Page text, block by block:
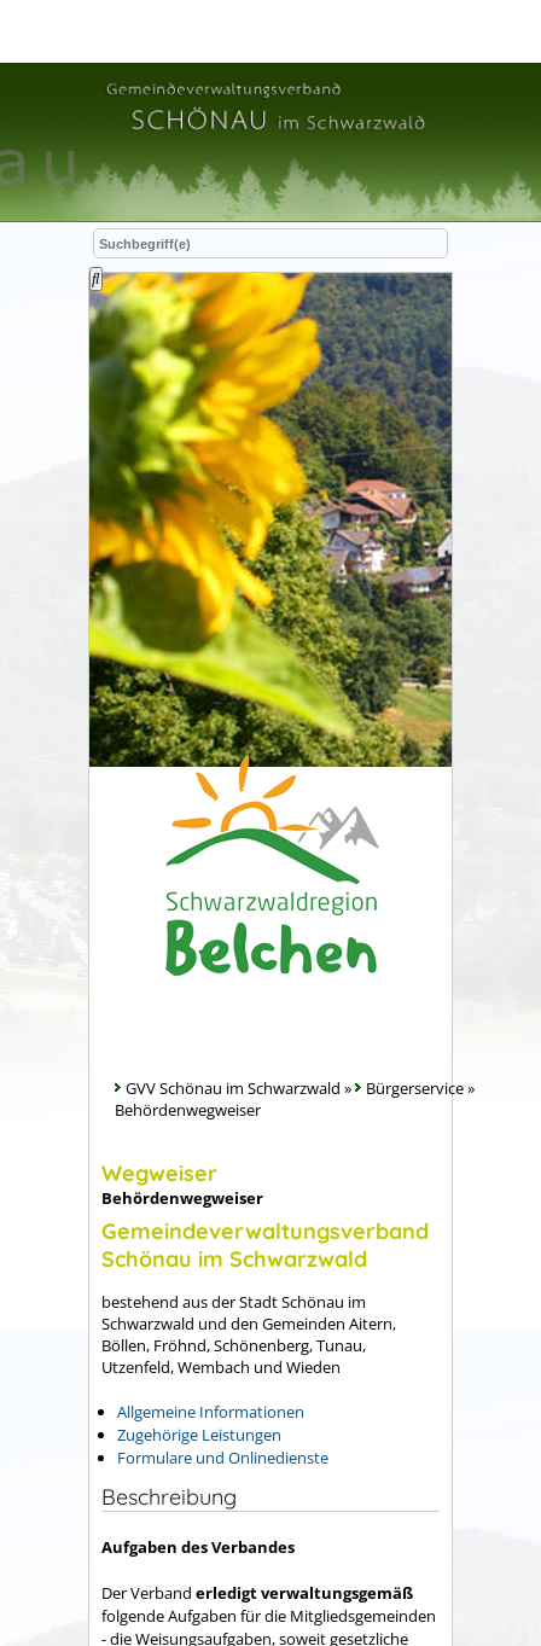
GVV Schönau im Schwarzwald » Bürgerservice»
Behördenwegweiser
Wegweiser
Behördenwegweiser
Gemeindeverwaltungsverband
Schönau im Schwarzwald
bestehend aus der Stadt Schönau im
Schwarzwald und den Gemeinden Aitern,
Böllen, Fröhnd, Schönenberg, Tunau,
Utzenfeld, Wembach und Wieden
Allgemeine Informationen
Zugehörige Leistungen
Formulare und Onlinedienste
Beschreibung
Aufgaben des Verbandes
Der Verband erledigt verwaltungsgemäß
folgende Aufgaben für die Mitgliedsgemeinden
- die Weisungsaufgaben, soweit gesetzliche